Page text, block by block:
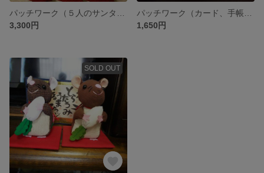
3,300円
1,650円
SOLD OUT